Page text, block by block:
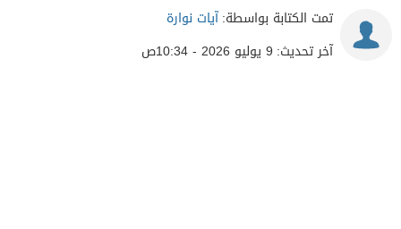
تمت الكتابة بواسطة:آيات نوارة
آخر تحديث: 9 يوليو 2026 - 10:34ص